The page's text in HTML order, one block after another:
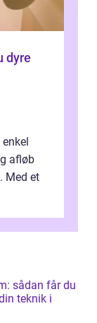
dyre
afløb
Med et
sådan får du
teknik i